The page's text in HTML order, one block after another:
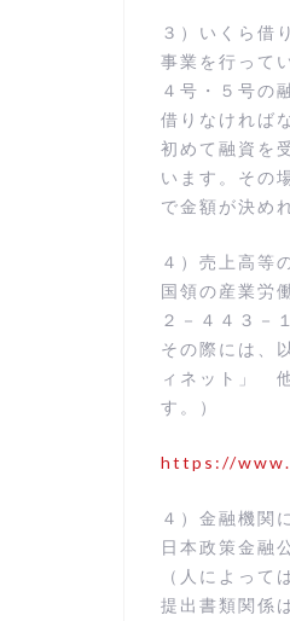
３）いくら借
事業を行って
４号・５号の
借りなければ
初めて融資を
います。その
で金額が決め
４）売上高等
国領の産業労
２－４４３－
その際には、
ィネット」
す。）
https://
４）金融機関
日本政策金融
（人によって
提出書類関係